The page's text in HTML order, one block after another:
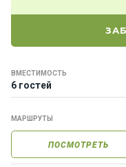
ВМЕСТИМОСТЬ
6 гостей
МАРШРУТЫ
ПОСМОТРЕТЬ
т
е